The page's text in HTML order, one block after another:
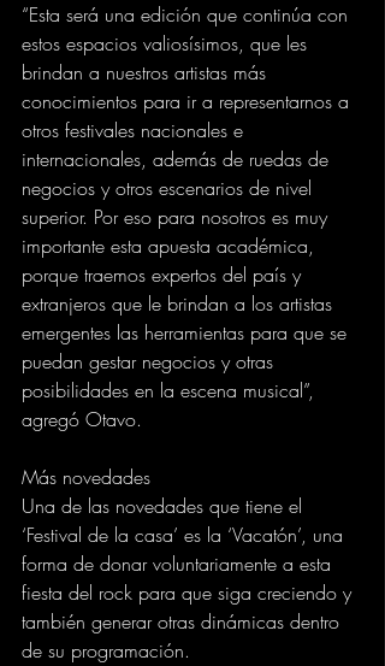
“Esta será una edición que continúa con
estos espacios valiosísimos, que les
brindan a nuestros artistas más
conocimientos para ir a representarnos a
otros festivales nacionales e
internacionales, además de ruedas de
negocios y otros escenarios de nivel
superior. Por eso para nosotros es muy
importante esta apuesta académica,
porque traemos expertos del país y
extranjeros que le brindan a los artistas
emergentes las herramientas para que se
puedan gestar negocios y otras
posibilidades en la escena musical”,
agregó Otavo.
Más novedades
Una de las novedades que tiene el
‘Festival de la casa’ es la ‘Vacatón’, una
forma de donar voluntariamente a esta
fiesta del rock para que siga creciendo y
también generar otras dinámicas dentro
de su programación.